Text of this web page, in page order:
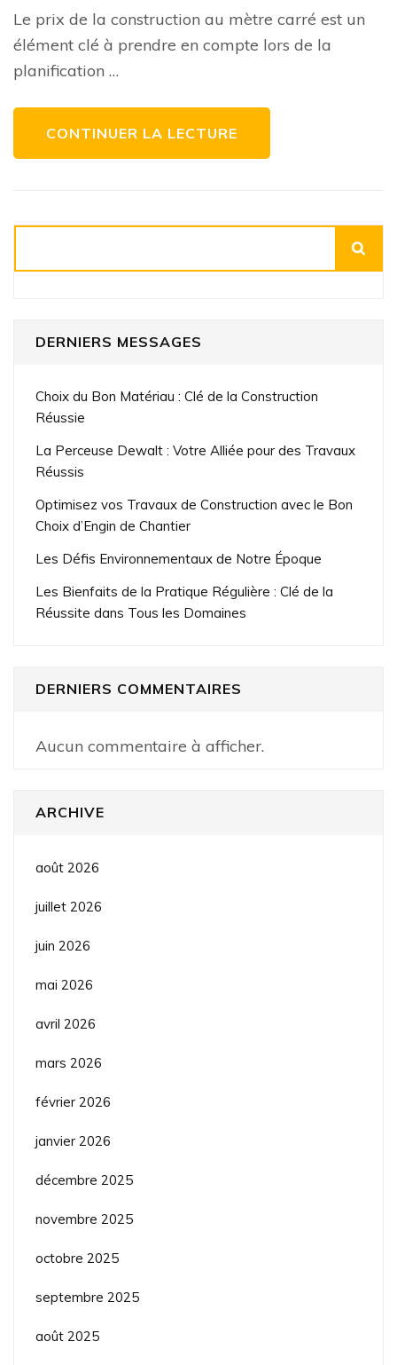
Estimer
le
Prix
de
Le prix de la construction au mètre carré est un
élément clé à prendre en compte lors de la
planification …
CONTINUER LA LECTURE
DERNIERS MESSAGES
Choix du Bon Matériau : Clé de la Construction
Réussie
La Perceuse Dewalt : Votre Alliée pour des Travaux
Réussis
Optimisez vos Travaux de Construction avec le Bon
Choix d’Engin de Chantier
Les Défis Environnementaux de Notre Époque
Les Bienfaits de la Pratique Régulière : Clé de la
Réussite dans Tous les Domaines
DERNIERS COMMENTAIRES
Aucun commentaire à afficher.
ARCHIVE
août 2026
juillet 2026
juin 2026
mai 2026
avril 2026
mars 2026
février 2026
janvier 2026
décembre 2025
novembre 2025
octobre 2025
septembre 2025
août 2025